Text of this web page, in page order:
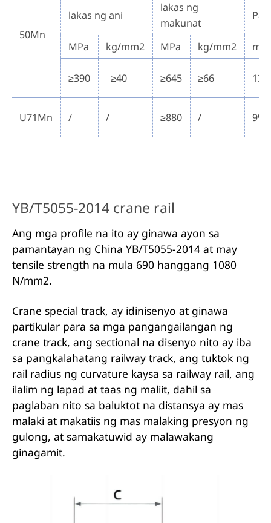
50Mn
lakas ng ani
lakas ng
makunat
MPa kg/mm2 MPa kg/mm2 min
≥390 ≥40 ≥645 ≥66 13%
U71Mn / / ≥880 / 9%
YB/T5055-2014 crane rail
Ang mga profile na ito ay ginawa ayon sa
pamantayan ng China YB/T5055-2014 at may
tensile strength na mula 690 hanggang 1080
N/mm2.
Crane special track, ay idinisenyo at ginawa
partikular para sa mga pangangailangan ng
crane track, ang sectional na disenyo nito ay iba
sa pangkalahatang railway track, ang tuktok ng
rail radius ng curvature kaysa sa railway rail, ang
ilalim ng lapad at taas ng maliit, dahil sa
paglaban nito sa baluktot na distansya ay mas
malaki at makatiis ng mas malaking presyon ng
gulong, at samakatuwid ay malawakang
ginagamit.